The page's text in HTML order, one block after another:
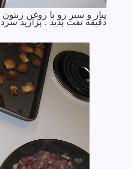
پیاز و سیر رو با روغن
دقیقه تفت بدید . بزارید